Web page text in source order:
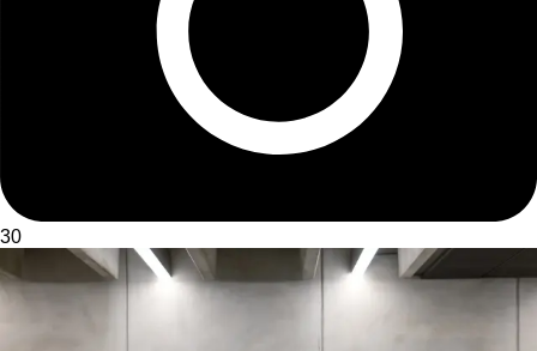
30